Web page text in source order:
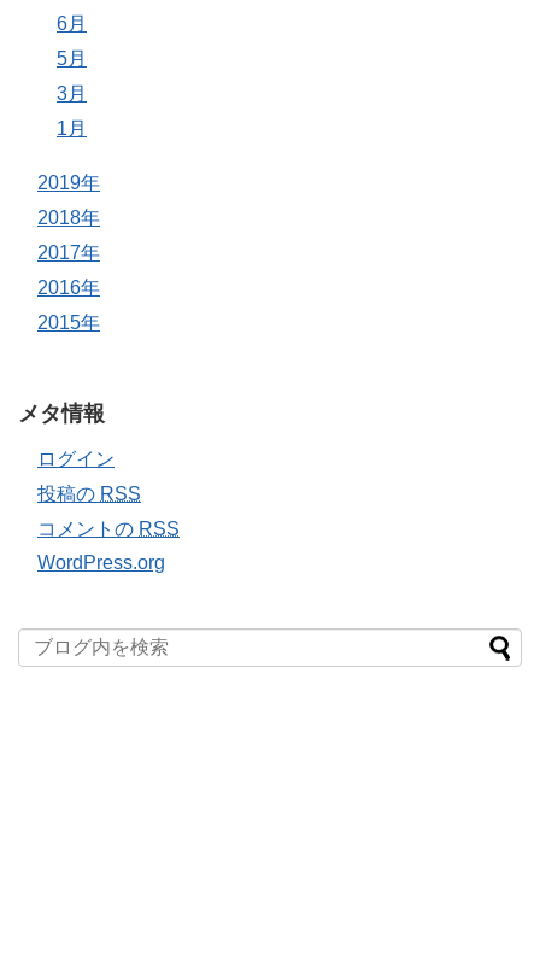
6月
5月
3月
1月
2019年
2018年
2017年
2016年
2015年
メタ情報
ログイン
投稿の RSS
コメントの RSS
WordPress.org